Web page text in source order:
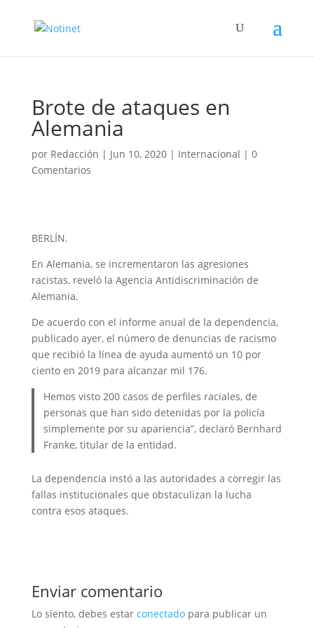
Brote de ataques en
Alemania
por Redacción | Jun 10, 2020| Internacional | 0
Comentarios
BERLÍN.
En Alemania, se incrementaron las agresiones
racistas, reveló la Agencia Antidiscriminación de
Alemania.
De acuerdo con el informe anual de la dependencia,
publicado ayer, el número de denuncias de racismo
que recibió la línea de ayuda aumentó un 10 por
ciento en 2019 para alcanzar mil 176.
Hemos visto 200 casos de perfiles raciales, de
personas que han sido detenidas por la policía
simplemente por su apariencia”, declaró Bernhard
Franke, titular de la entidad.
La dependencia instó a las autoridades a corregir las
fallas institucionales que obstaculizan la lucha
contra esos ataques.
Enviar comentario
Lo siento, debes estar conectadopara publicar un